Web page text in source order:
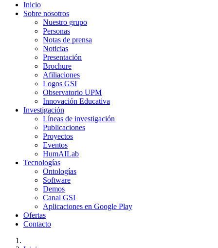
Inicio
Sobre nosotros
Nuestro grupo
Personas
Notas de prensa
Noticias
Presentación
Brochure
Afiliaciones
Logos GSI
Observatorio UPM
Innovación Educativa
Investigación
Líneas de investigación
Publicaciones
Proyectos
Eventos
HumAILab
Tecnologías
Ontologías
Software
Demos
Canal GSI
Aplicaciones en Google Play
Ofertas
Contacto